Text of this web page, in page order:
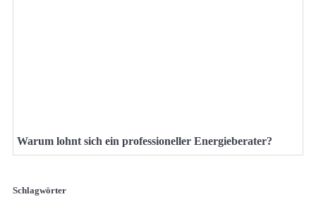
Warum lohnt sich ein professioneller Energieberater?
Schlagwörter